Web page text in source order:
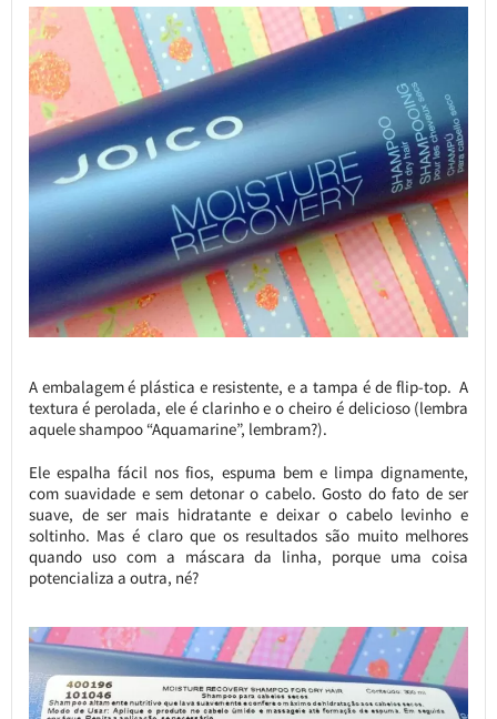
A embalagem é plástica e resistente, e a tampa é de flip-top. A
textura é perolada, ele é clarinho e o cheiro é delicioso (lembra
aquele shampoo “Aquamarine”, lembram?).
Ele espalha fácil nos fios, espuma bem e limpa dignamente,
com suavidade e sem detonar o cabelo. Gosto do fato de ser
suave, de ser mais hidratante e deixar o cabelo levinho e
soltinho. Mas é claro que os resultados são muito melhores
quando uso com a máscara da linha, porque uma coisa
potencializa a outra, né?